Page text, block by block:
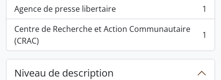
Agence de presse libertaire
, 1 résultats
1
Centre de Recherche et Action Communautaire
(CRAC)
, 1 résultats 1
Niveau de description